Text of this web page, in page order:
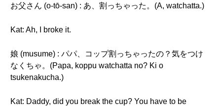
お父さん (o-tō-san) : あ、割っちゃった。(A, watchatta.)
Kat: Ah, I broke it.
娘 (musume) : パパ、コップ割っちゃったの？気をつけ
なくちゃ。(Papa, koppu watchatta no? Ki o
tsukenakucha.)
Kat: Daddy, did you break the cup? You have to be